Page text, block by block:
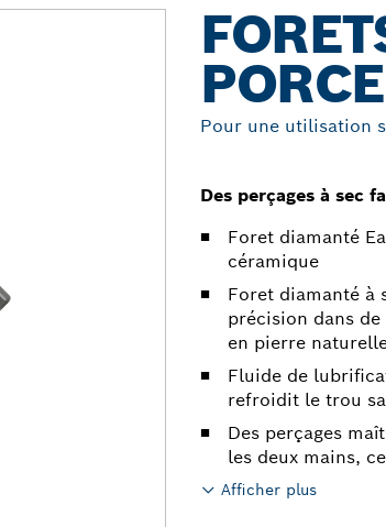
Pour une utilisation
Des perçages à sec
Foret diamanté
céramique
Foret diamanté à
précision dans
en pierre
Fluide de
refroidit le trou
Des perçages
les deux mains,
Afficher plus